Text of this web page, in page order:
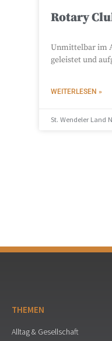
Rotary
Unmittelbar im
geleistet und
WEITERLESEN »
St. Wendeler Land
THEMEN
Alltag & Gesellschaft